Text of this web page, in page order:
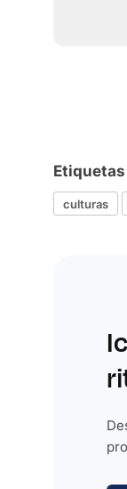
culturas